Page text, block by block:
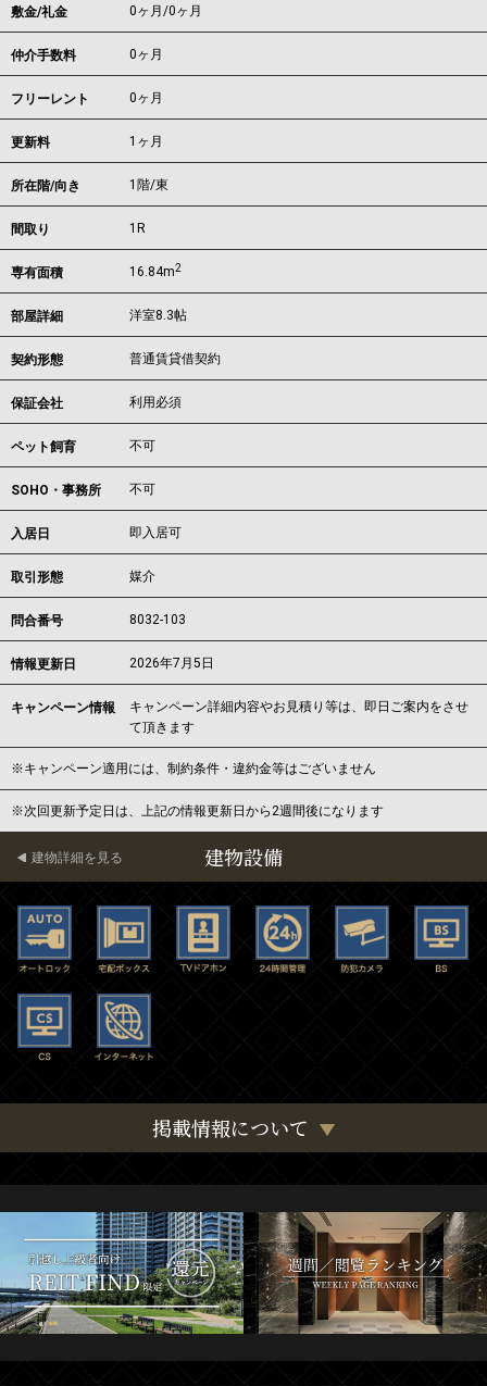
敷金/礼金 0ヶ月/0ヶ月
仲介手数料 0ヶ月
フリーレント 0ヶ月
更新料 1ヶ月
所在階/向き 1階/東
間取り 1R
専有面積 16.84m2
部屋詳細 洋室8.3帖
契約形態 普通賃貸借契約
保証会社 利用必須
ペット飼育 不可
SOHO・事務所 不可
入居日 即入居可
取引形態 媒介
問合番号 8032-103
情報更新日 2026年7月5日
キャンペーン情報
キャンペーン詳細内容やお見積り等は、即日ご案内をさせ
て頂きます
※キャンペーン適用には、制約条件・違約金等はございません
※次回更新予定日は、上記の情報更新日から2週間後になります
建物設備
建物詳細を見る
掲載情報について